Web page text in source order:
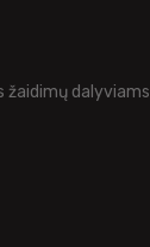
žaidimų dalyviams